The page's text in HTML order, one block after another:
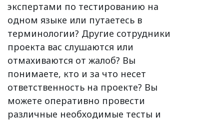
экспертами по тестированию на
одном языке или путаетесь в
терминологии? Другие сотрудники
проекта вас слушаются или
отмахиваются от жалоб? Вы
понимаете, кто и за что несет
ответственность на проекте? Вы
можете оперативно провести
различные необходимые тесты и